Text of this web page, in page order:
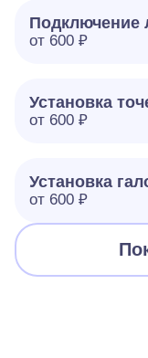
Подключение
от 600 ₽
Установка
от 600 ₽
Установка
от 600 ₽